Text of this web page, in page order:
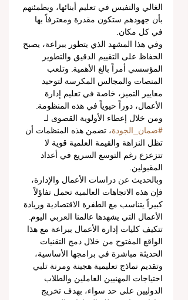
الغالي والنفيس في تعليم أبنائها، ويطمئنهم
بأن جهودهم ستكون مقدرة ومعترفاً بها
في كل مكان.
وفي هذا المشهد الذي يتطور ببراعة، يصبح
الحفاظ على التقييم الدقيق والتطوير
المؤسسي أمراً بالغ الأهمية. وتلعب
المنصات والمجالس المكرسة لتوحيد
معايير التميز، خاصة في تعليم إدارة
الأعمال، دوراً حيوياً في هذه المنظومة.
ومن خلال إعطاء الأولوية القصوى لـ
#ضمان_الجودة، تضمن هذه المنظمات أن
تظل النزاهة والقيمة العلمية قوية لا
تتزعزع رغم التوسع السريع في أعداد
المقبولين.
وبالحديث عن دراسات الأعمال والإدارة،
فإن هذه الاتجاهات العالمية تحمل تفاؤلاً
كبيراً يتناسب مع الطفرة الاقتصادية وريادة
الأعمال التي يشهدها عالمنا العربي اليوم.
تتكيف كليات إدارة الأعمال ببراعة مع هذا
الواقع المفتوح من خلال دمج التقنيات
الحديثة مباشرة في برامجها الأساسية،
وتقديم نماذج تعليمية هجينة ومرنة تلبي
احتياجات المهنيين العاملين والطلاب
الدوليين على حد سواء، بهدف تخريج